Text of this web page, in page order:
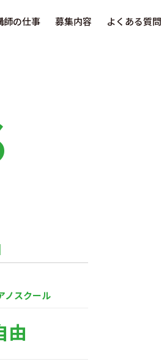
師の仕事 募集内容 よくある質問
ノスクール
由